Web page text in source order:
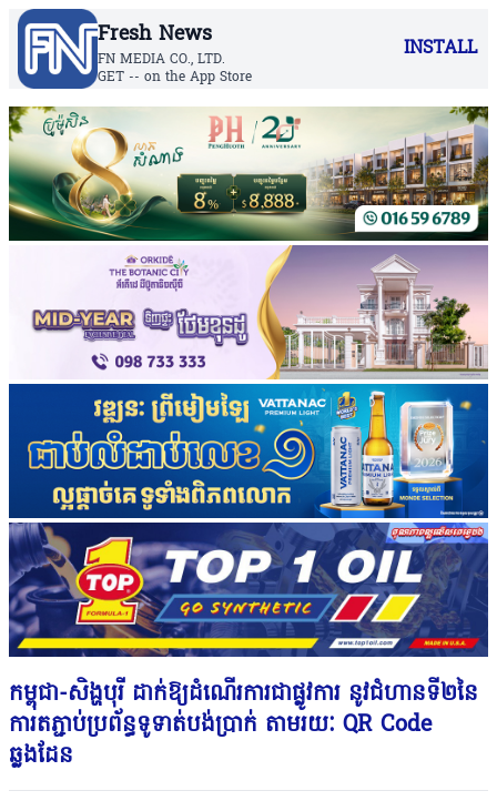
Fresh News
FN MEDIA CO., LTD.
GET -- on the App Store
INSTALL
កម្ពុជា-សិង្ហបុរី ដាក់ឱ្យដំណើរការជាផ្លូវការ នូវជំហានទី២នៃ
ការតភ្ជាប់ប្រព័ន្ធទូទាត់បង់ប្រាក់ តាមរយៈ QR Code
ឆ្លងដែន